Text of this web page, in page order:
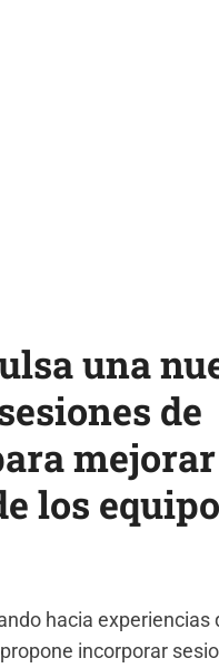
una
de
los
hacia experiencias
incorporar